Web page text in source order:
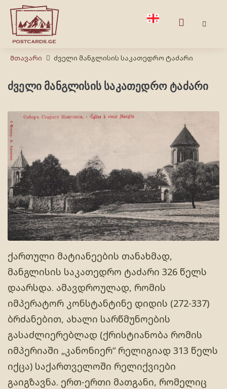
Მთავარი ძველი მანგლისის საკათედრო ტაძარი
ძველი მანგლისის საკათედრო ტაძარი
ქართული მატიანეების თანახმად,
მანგლისის საკათედრო ტაძარი 326 წელს
დაარსდა. ამავდროულად, რომის
იმპერატორ კონსტანტინე დიდის (272-337)
ბრძანებით, ახალი სარწმუნოების
გასაძლიერებლად (ქრისტიანობა რომის
იმპერიაში „კანონიერ“ რელიგიად 313 წელს
იქცა) საქართველოში რელიქვიები
გაიგზავნა. ერთ-ერთი მათგანი, რომელიც